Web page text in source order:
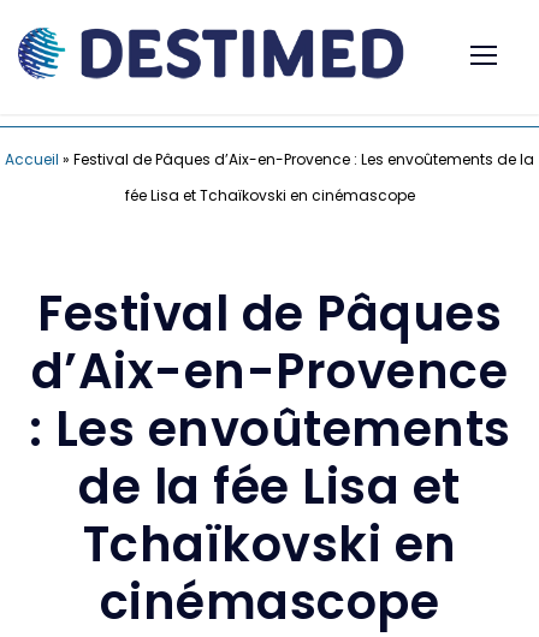
Accueil » Festival de Pâques d’Aix-en-Provence : Les envoûtements de la
fée Lisa et Tchaïkovski en cinémascope
Festival de Pâques
d’Aix-en-Provence
: Les envoûtements
de la fée Lisa et
Tchaïkovski en
cinémascope